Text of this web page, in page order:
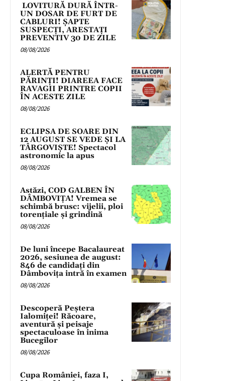
LOVITURĂ DURĂ ÎNTR-
UN DOSAR DE FURT DE
CABLURI! ȘAPTE
SUSPECȚI, ARESTAȚI
PREVENTIV 30 DE ZILE
08/08/2026
ALERTĂ PENTRU
PĂRINȚI! DIAREEA FACE
RAVAGII PRINTRE COPII
ÎN ACESTE ZILE
08/08/2026
ECLIPSA DE SOARE DIN
12 AUGUST SE VEDE ȘI LA
TÂRGOVIȘTE! Spectacol
astronomic la apus
08/08/2026
Astăzi, COD GALBEN ÎN
DÂMBOVIȚA! Vremea se
schimbă brusc: vijelii, ploi
torențiale și grindină
08/08/2026
De luni începe Bacalaureat
2026, sesiunea de august:
846 de candidați din
Dâmbovița intră în examen
08/08/2026
Descoperă Peștera
Ialomiței! Răcoare,
aventură și peisaje
spectaculoase în inima
Bucegilor
08/08/2026
Cupa României, faza I,